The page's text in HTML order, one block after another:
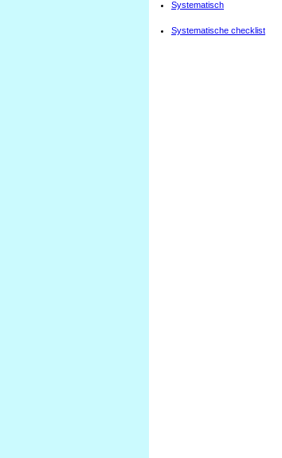
Systematisch
Systematische checklist